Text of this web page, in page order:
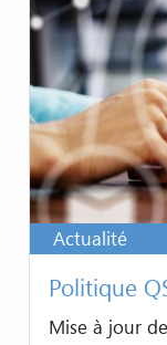
Actualité
Politique
Mise à jour